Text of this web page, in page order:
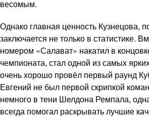
весомым.
Однако главная ценность Кузнецова,
заключается не только в статистике.
номером «Салават» накатил в
чемпионата, стал одной из самых
очень хорошо провёл первый раунд
Евгений не был первой скрипкой
немного в тени Шелдона Ремпала,
всегда помогал раскрывать лучшие